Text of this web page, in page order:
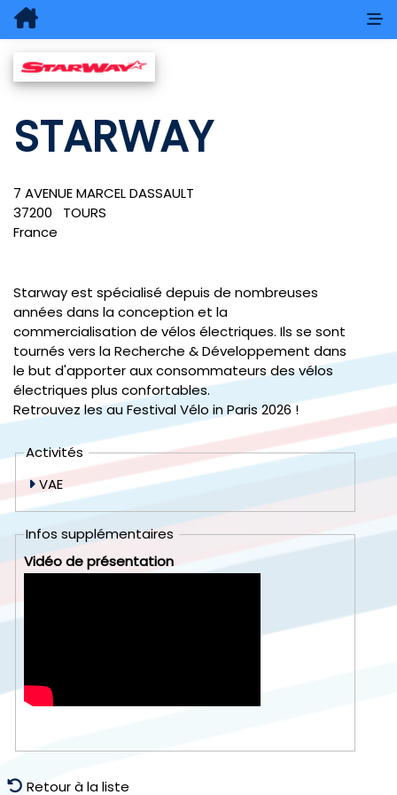
STARWAY
7 AVENUE MARCEL DASSAULT
37200
TOURS
France
Starway est spécialisé depuis de nombreuses
années dans la conception et la
commercialisation de vélos électriques. Ils se sont
tournés vers la Recherche & Développement dans
le but d'apporter aux consommateurs des vélos
électriques plus confortables.
Retrouvez les au Festival Vélo in Paris 2026 !
Activités
VAE
Infos supplémentaires
Vidéo de présentation
Retour à la liste